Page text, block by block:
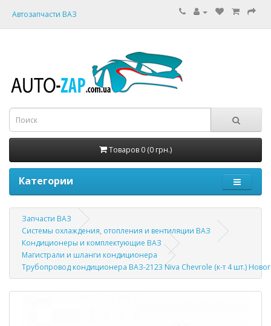
Автозапчасти ВАЗ
Товаров 0 (0 грн.)
Категории
Запчасти ВАЗ
Системы охлаждения, отопления и вентиляции ВАЗ
Кондиционеры и комплектующие ВАЗ
Магистрали и шланги кондиционера
Трубопровод кондиционера ВАЗ-2123 Niva Chevrole (к-т 4 шт.)